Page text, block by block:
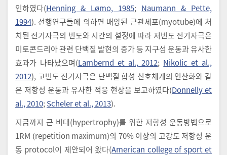
인하였다(Henning & Lømo, 1985; Naumann & Pette,
1994). 선행연구들에 의하면 배양된 근관세포(myotube)에 처
치된 전기자극의 빈도와 시간의 설정에 따라 저빈도 전기자극은
미토콘드리아 관련 단백질 발현의 증가 등 지구성 운동과 유사한
효과가 나타났으며(Lambernd et al., 2012; Nikolic et al.,
2012), 고빈도 전기자극은 단백질 합성 신호체계의 인산화와 같
은 저항성 운동과 유사한 적응 현상을 보고하였다(Donnelly et
al., 2010; Scheler et al., 2013).
지금까지 근 비대(hypertrophy)를 위한 저항성 운동방법으로
1RM (repetition maximum)의 70% 이상의 고강도 저항성 운
동 protocol이 제안되어 왔다(American college of sport et